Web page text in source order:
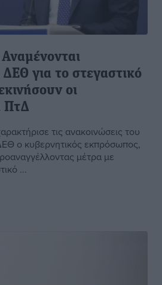
ΔΕΘ για το στεγαστικό
οι
ΠτΔ
τις ανακοινώσεις του
ο κυβερνητικός εκπρόσωπος,
μέτρα με
...